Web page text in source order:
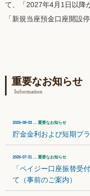
て、「2027年4月1日以降
「新規当座預金口座開設
重要なお知らせ
Information
2026-08-03 … 重要なお知らせ
貯金金利および短期プ
2026-07-31 … 重要なお知らせ
「ペイジー口座振替受
て（事前のご案内）